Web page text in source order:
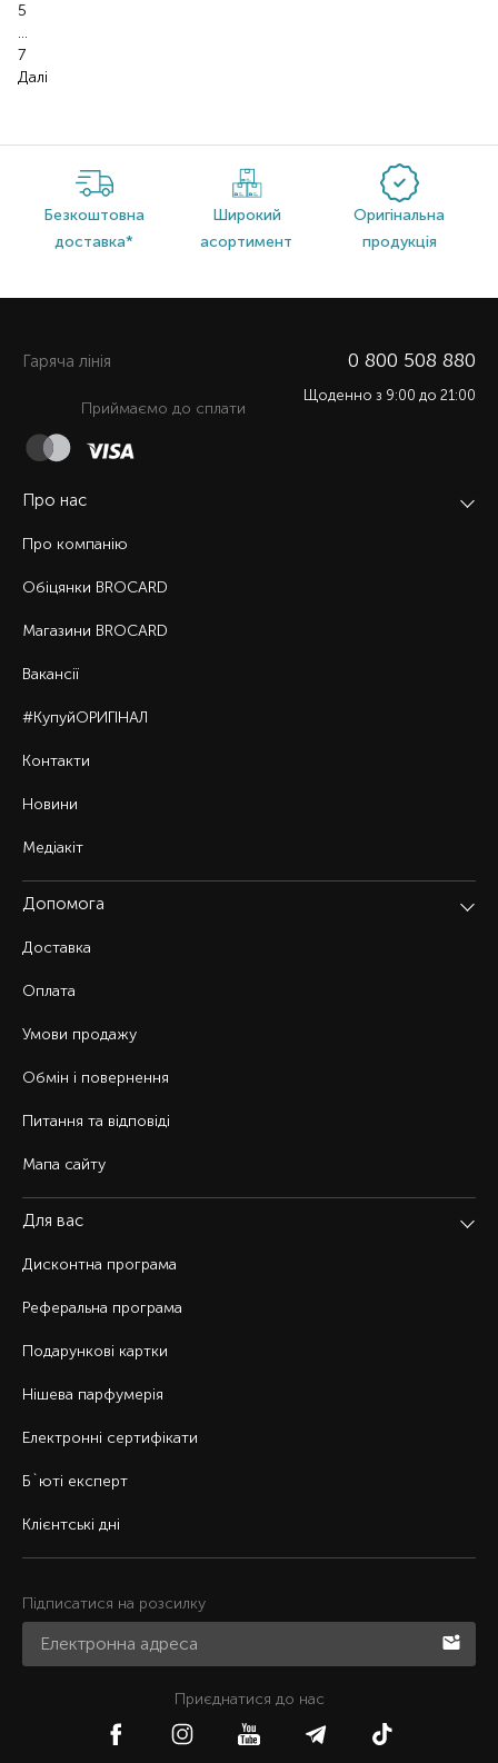
5
…
7
Далі
Безкоштовна
доставка*
Широкий
асортимент
Оригінальна
продукція
Про нас
Про компанію
Обіцянки BROCARD
Магазини BROCARD
Вакансії
#КупуйОРИГІНАЛ
Контакти
Новини
Медіакіт
Допомога
Доставка
Оплата
Умови продажу
Обмін і повернення
Питання та відповіді
Мапа сайту
Для вас
Дисконтна програма
Реферальна програма
Подарункові картки
Нішева парфумерія
Електронні сертифікати
Б`юті експерт
Клієнтські дні
Гаряча лiнiя 0 800 508 880
Щоденно з 9:00 до 21:00
Приймаємо до сплати
Підписатися на розсилку
Приєднатися до нас